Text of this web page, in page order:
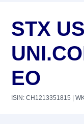
STX US
EO
ISIN: CH1213351815 |